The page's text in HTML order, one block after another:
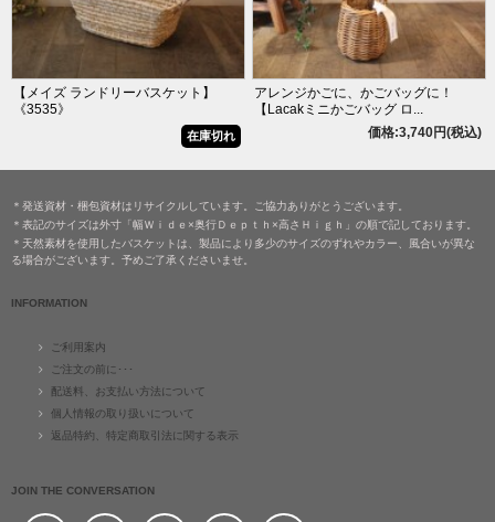
【メイズ ランドリーバスケット】
《3535》
在庫切れ
アレンジかごに、かごバッグに！
【Lacakミニかごバッグ ロ...
価格:3,740円(税込)
＊発送資材・梱包資材はリサイクルしています。ご協力ありがとうございます。
＊表記のサイズは外寸「幅Ｗｉｄｅ×奥行Ｄｅｐｔｈ×高さＨｉｇｈ」の順で記しております。
＊天然素材を使用したバスケットは、製品により多少のサイズのずれやカラー、風合いが異な
る場合がございます。予めご了承くださいませ。
INFORMATION
ご利用案内
ご注文の前に･･･
配送料、お支払い方法について
個人情報の取り扱いについて
返品特約、特定商取引法に関する表示
JOIN THE CONVERSATION